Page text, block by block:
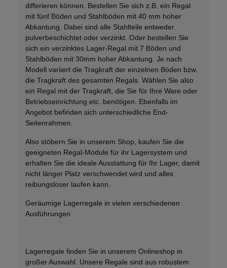
differieren können. Bestellen Sie sich z.B. ein Regal
mit fünf Böden und Stahlböden mit 40 mm hoher
Abkantung. Dabei sind alle Stahlteile entweder
pulverbeschichtet oder verzinkt. Oder bestellen Sie
sich ein verzinktes Lager-Regal mit 7 Böden und
Stahlböden mit 30mm hoher Abkantung. Je nach
Modell variiert die Tragkraft der einzelnen Böden bzw.
die Tragkraft des gesamten Regals. Wählen Sie also
ein Regal mit der Tragkraft, die Sie für Ihre Ware oder
Betriebseinrichtung etc. benötigen. Ebenfalls im
Angebot befinden sich unterschiedliche End-
Seitenrahmen.
Also stöbern Sie in unserem Shop, kaufen Sie die
geeigneten Regal-Module für ihr Lagersystem und
erhalten Sie die ideale Ausstattung für Ihr Lager, damit
nicht länger Platz verschwendet wird und alles
reibungsloser laufen kann.
Geräumige Lagerregale in vielen verschiedenen
Ausführungen
Lagerregale finden Sie in unserem Onlineshop in
großer Auswahl. Unsere Regale sind aus robustem